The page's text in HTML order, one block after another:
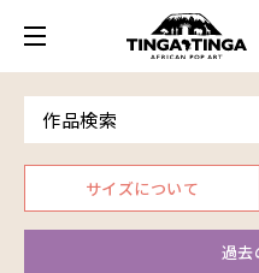
作品検索
Model
青空
朝焼け
～￥10,000
Artist
サイズについて
過去